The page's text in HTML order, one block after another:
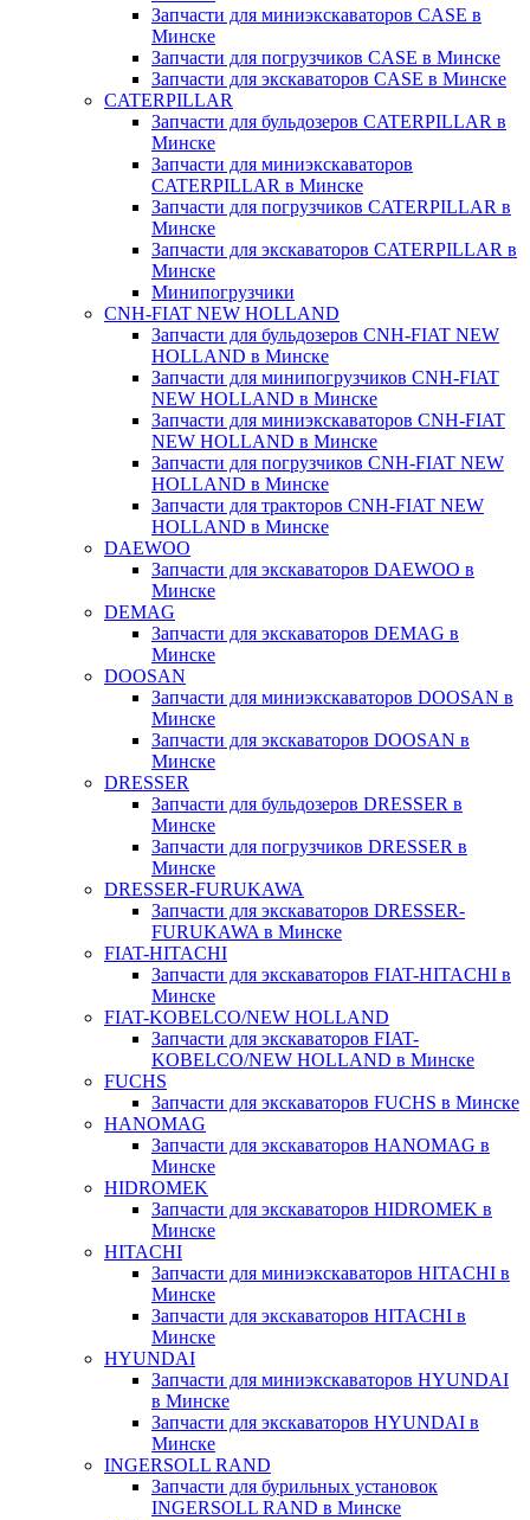
Запчасти для миниэкскаваторов CASE в
Минске
Запчасти для погрузчиков CASE в Минске
Запчасти для экскаваторов CASE в Минске
CATERPILLAR
Запчасти для бульдозеров CATERPILLAR в
Минске
Запчасти для миниэкскаваторов
CATERPILLAR в Минске
Запчасти для погрузчиков CATERPILLAR в
Минске
Запчасти для экскаваторов CATERPILLAR в
Минскe
Минипогрузчики
CNH-FIAT NEW HOLLAND
Запчасти для бульдозеров CNH-FIAT NEW
HOLLAND в Минске
Запчасти для минипогрузчиков CNH-FIAT
NEW HOLLAND в Минске
Запчасти для миниэкскаваторов CNH-FIAT
NEW HOLLAND в Минске
Запчасти для погрузчиков CNH-FIAT NEW
HOLLAND в Минске
Запчасти для тракторов CNH-FIAT NEW
HOLLAND в Минске
DAEWOO
Запчасти для экскаваторов DAEWOO в
Минске
DEMAG
Запчасти для экскаваторов DEMAG в
Минске
DOOSAN
Запчасти для миниэкскаваторов DOOSAN в
Минске
Запчасти для экскаваторов DOOSAN в
Минске
DRESSER
Запчасти для бульдозеров DRESSER в
Минске
Запчасти для погрузчиков DRESSER в
Минске
DRESSER-FURUKAWA
Запчасти для экскаваторов DRESSER-
FURUKAWA в Минске
FIAT-HITACHI
Запчасти для экскаваторов FIAT-HITACHI в
Минске
FIAT-KOBELCO/NEW HOLLAND
Запчасти для экскаваторов FIAT-
KOBELCO/NEW HOLLAND в Минске
FUCHS
Запчасти для экскаваторов FUCHS в Минске
HANOMAG
Запчасти для экскаваторов HANOMAG в
Минске
HIDROMEK
Запчасти для экскаваторов HIDROMEK в
Минске
HITACHI
Запчасти для миниэкскаваторов HITACHI в
Минске
Запчасти для экскаваторов HITACHI в
Минске
HYUNDAI
Запчасти для миниэкскаваторов HYUNDAI
в Минске
Запчасти для экскаваторов HYUNDAI в
Минске
INGERSOLL RAND
Запчасти для бурильных установок
INGERSOLL RAND в Минске